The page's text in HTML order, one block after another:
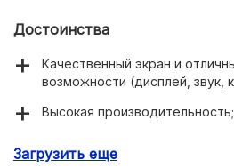
Достоинства
Качественный экран и
возможности (дисплей, звук,
Высокая производительность;
Загрузить еще